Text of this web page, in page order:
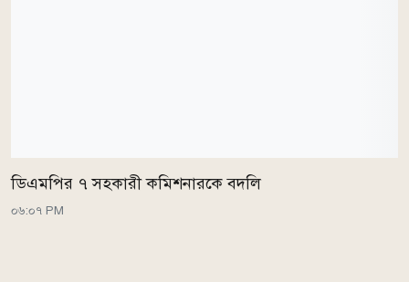
ডিএমপির ৭ সহকারী কমিশনারকে বদলি
০৬:০৭ PM